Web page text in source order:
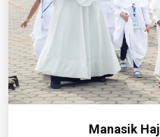
Manasik